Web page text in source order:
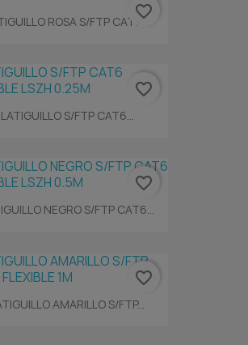
ROSA S/FTP CAT6...
favorite_border
LATIGUILLO S/FTP CAT6...
favorite_border
NEGRO S/FTP CAT6...
favorite_border
AMARILLO S/FTP...
favorite_border